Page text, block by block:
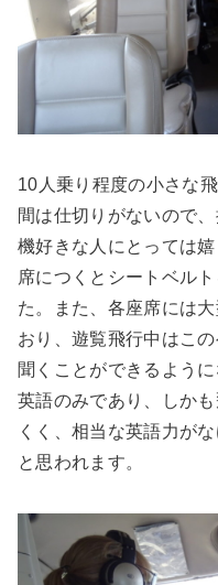
10人乗り程度の小さな
間は仕切りがないので
機好きな人にとっては
席につくとシートベル
た。また、各座席には
おり、遊覧飛行中はこ
聞くことができるよう
英語のみであり、しか
くく、相当な英語力が
と思われます。